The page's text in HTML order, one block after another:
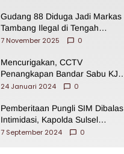
Gudang 88 Diduga Jadi Markas
Tambang Ilegal di Tengah
Permukiman Warga Makassar
7 November 2025 0
Mencurigakan, CCTV
Penangkapan Bandar Sabu KJ
Disita Oknum BNNP Sulsel
24 Januari 2024 0
Pemberitaan Pungli SIM Dibalas
Intimidasi, Kapolda Sulsel
Dikecam PJI Sulsel
7 September 2024 0